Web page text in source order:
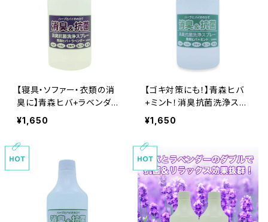
【寝具・ソファー・衣類の消
臭に】青森ヒバ+ラベンダ
ー！消臭抗菌洗浄スプレー
大容量500ｍｌ（詰替え）食
品基準成分１００％で安心
¥1,650
【ゴキ対策にも！】青森ヒバ
+ミント！消臭抗菌洗浄スプ
レー大容量500ｍｌ（詰替
え）食品基準成分１００％で
安心安全
¥1,650